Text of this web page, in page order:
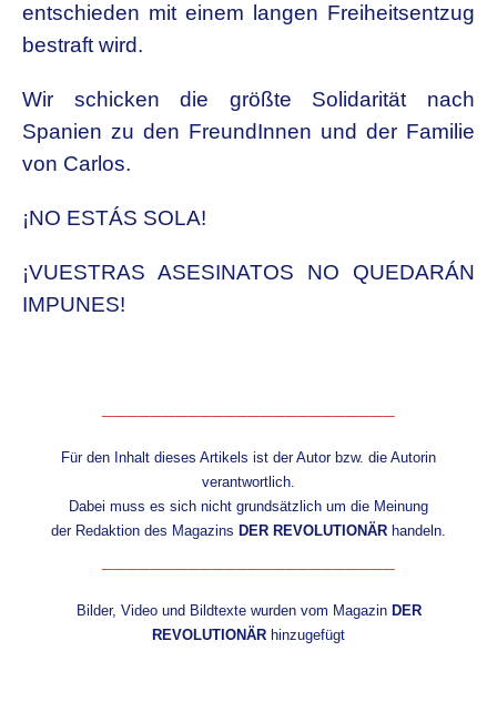
entschieden mit einem langen Freiheitsentzug
bestraft wird.
Wir schicken die größte Solidarität nach
Spanien zu den FreundInnen und der Familie
von Carlos.
¡NO ESTÁS SOLA!
¡VUESTRAS ASESINATOS NO QUEDARÁN
IMPUNES!
Für den Inhalt dieses Artikels ist der Autor bzw. die Autorin
verantwortlich.
Dabei muss es sich nicht grundsätzlich um die Meinung
der Redaktion des Magazins DER REVOLUTIONÄR handeln.
Bilder, Video und Bildtexte wurden vom Magazin DER
REVOLUTIONÄR hinzugefügt